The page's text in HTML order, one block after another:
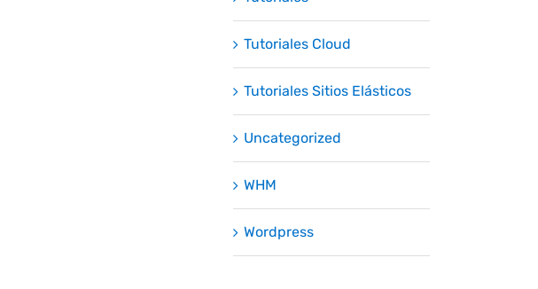
Tutoriales Cloud
Tutoriales Sitios Elásticos
Uncategorized
WHM
Wordpress